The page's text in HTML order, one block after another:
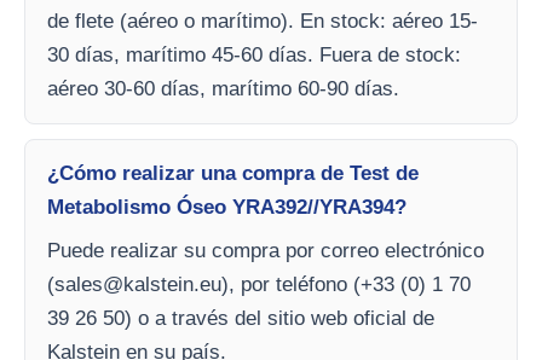
de flete (aéreo o marítimo). En stock: aéreo 15-
30 días, marítimo 45-60 días. Fuera de stock:
aéreo 30-60 días, marítimo 60-90 días.
¿Cómo realizar una compra de Test de
Metabolismo Óseo YRA392//YRA394?
Puede realizar su compra por correo electrónico
(sales@kalstein.eu), por teléfono (+33 (0) 1 70
39 26 50) o a través del sitio web oficial de
Kalstein en su país.